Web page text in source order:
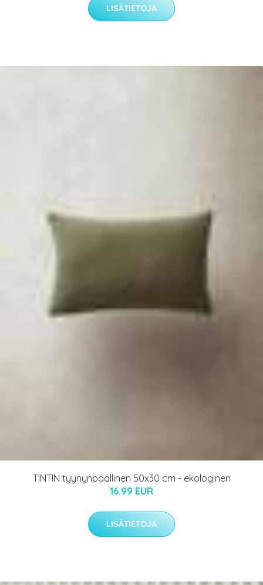
LISÄTIETOJA
TINTIN tyynynpäällinen 50x30 cm - ekologinen
16.99 EUR
LISÄTIETOJA